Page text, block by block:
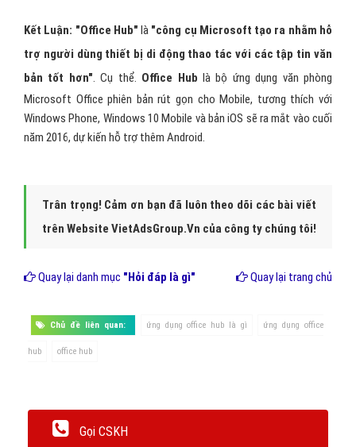
Kết Luận: "Office Hub"là "công cụ Microsoft tạo ra nhằm hỗ
trợ người dùng thiết bị di động thao tác với các tập tin văn
bản tốt hơn" . Cụ thể. Office Hub là bộ ứng dụng văn phòng
Microsoft Office phiên bản rút gọn cho Mobile, tương thích với
Windows Phone, Windows 10 Mobile và bản iOS sẽ ra mắt vào cuối
năm 2016, dự kiến hỗ trợ thêm Android.
Trân trọng! Cảm ơn bạn đã luôn theo dõi các bài viết
trên Website VietAdsGroup.Vn của công ty chúng tôi!
Quay lại danh mục "Hỏi đáp là gì" Quay lại trang chủ
Chủ đề liên quan: ứng dụng office hub là gì ứng dụng office
hub office hub
Gọi CSKH